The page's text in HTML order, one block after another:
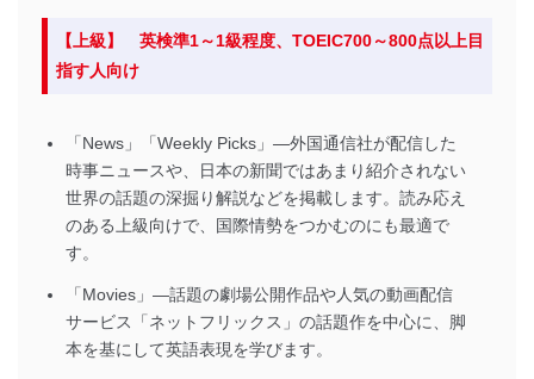
【上級】 英検準1～1級程度、TOEIC700～800点以上目
指す人向け
「News」「Weekly Picks」―外国通信社が配信した
時事ニュースや、日本の新聞ではあまり紹介されない
世界の話題の深掘り解説などを掲載します。読み応え
のある上級向けで、国際情勢をつかむのにも最適で
す。
「Movies」―話題の劇場公開作品や人気の動画配信
サービス「ネットフリックス」の話題作を中心に、脚
本を基にして英語表現を学びます。